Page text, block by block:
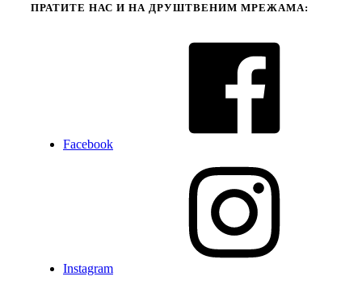
ПРАТИТЕ НАС И НА ДРУШТВЕНИМ МРЕЖАМА:
Facebook
Instagram